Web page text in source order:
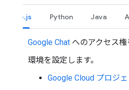
Node.js Python Java
Google Chat へのアクセス
環境を設定します。
Google Cloud プロジ